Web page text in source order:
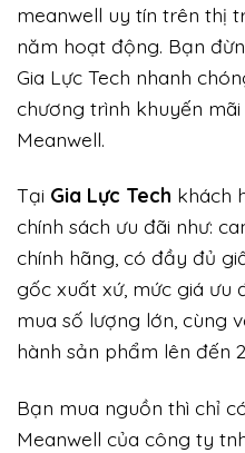
meanwell uy tín trên thị
năm hoạt động. Bạn
Gia Lực Tech nhanh
chương trình khuyến
Meanwell.
Tại Gia Lực Tech khách
chính sách ưu đãi như:
chính hãng, có đầy đủ
gốc xuất xứ, mức giá ưu
mua số lượng lớn, cùng
hành sản phẩm lên đến
Bạn mua nguồn thì chỉ
Meanwell của công ty